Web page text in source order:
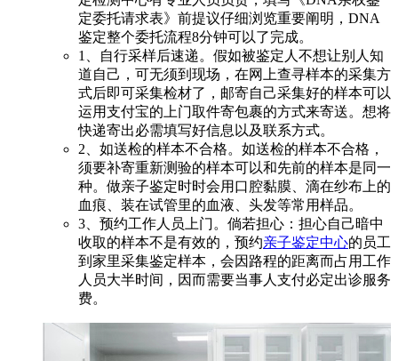
定委托请求表》前提议仔细浏览重要阐明，DNA
鉴定整个委托流程8分钟可以了完成。
1、自行采样后速递。假如被鉴定人不想让别人知
道自己，可无须到现场，在网上查寻样本的采集方
式后即可采集检材了，邮寄自己采集好的样本可以
运用支付宝的上门取件寄包裹的方式来寄送。想将
快递寄出必需填写好信息以及联系方式。
2、如送检的样本不合格。如送检的样本不合格，
须要补寄重新测验的样本可以和先前的样本是同一
种。做亲子鉴定时时会用口腔黏膜、滴在纱布上的
血痕、装在试管里的血液、头发等常用样品。
3、预约工作人员上门。倘若担心：担心自己暗中
收取的样本不是有效的，预约亲子鉴定中心的员工
到家里采集鉴定样本，会因路程的距离而占用工作
人员大半时间，因而需要当事人支付必定出诊服务
费。